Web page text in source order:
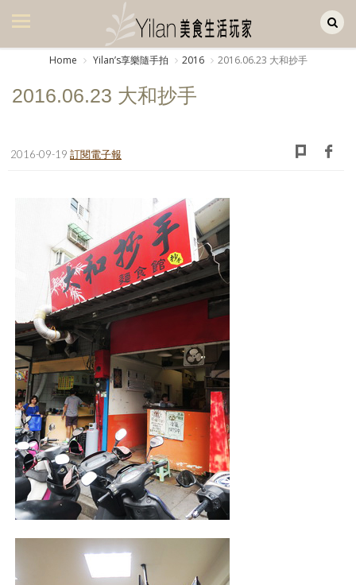
美食集
書房集
日記簿
餐桌週記
享樂隨手拍
照相簿
影音區
創意出版服務
歷史區
關於Yilan
個人著作
Home Yilanʼs享樂隨手拍 2016 2016.06.23 大和抄手
2016.06.23 大和抄手
2016-09-19 訂閱電子報